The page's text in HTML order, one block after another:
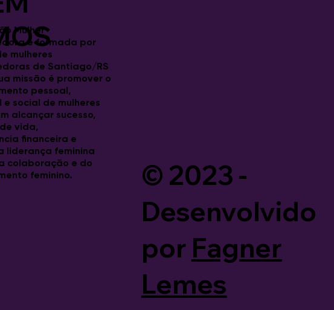
Mulher
é formada por
mulheres
de Santiago/RS
missão é promover o
pessoal,
e social de mulheres
alcançar sucesso,
vida,
financeira e
liderança feminina
colaboração e do
feminino.
© 2023 -
Desenvolvido
por Fagner
Lemes